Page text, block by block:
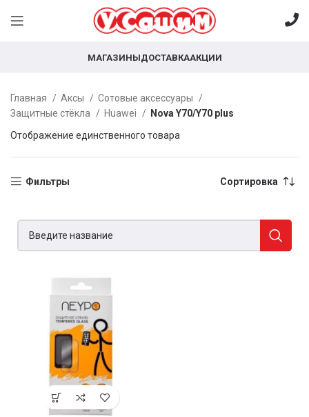
МАГАЗИНЫДОСТАВКААКЦИИ
Главная Аксы
Сотовые аксессуары
Защитные стёкла
Huawei
Nova Y70/Y70 plus
Отображение единственного товара
Фильтры Сортировка